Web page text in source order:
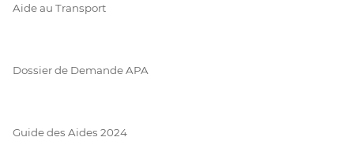
Aide au Transport
Dossier de Demande APA
Guide des Aides 2024